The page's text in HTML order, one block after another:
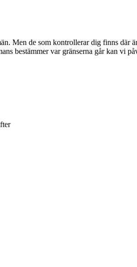
Men de som kontrollerar dig finns där
bestämmer var gränserna går kan vi